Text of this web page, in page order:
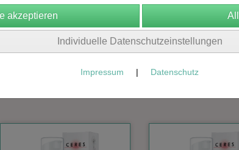
FA Manufaktur Natura Naturans Labolife
Individuelle Datenschutzeinstellungen
Impressum | Datenschutz